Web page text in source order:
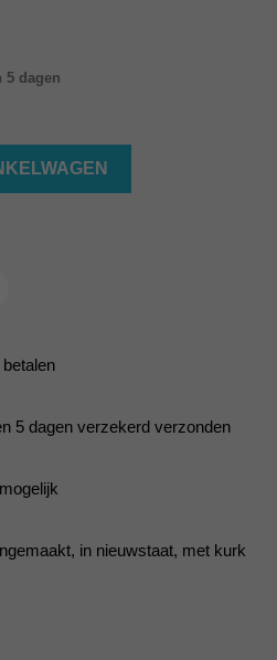
5 dagen
5 dagen verzekerd verzonden
in nieuwstaat, met kurk